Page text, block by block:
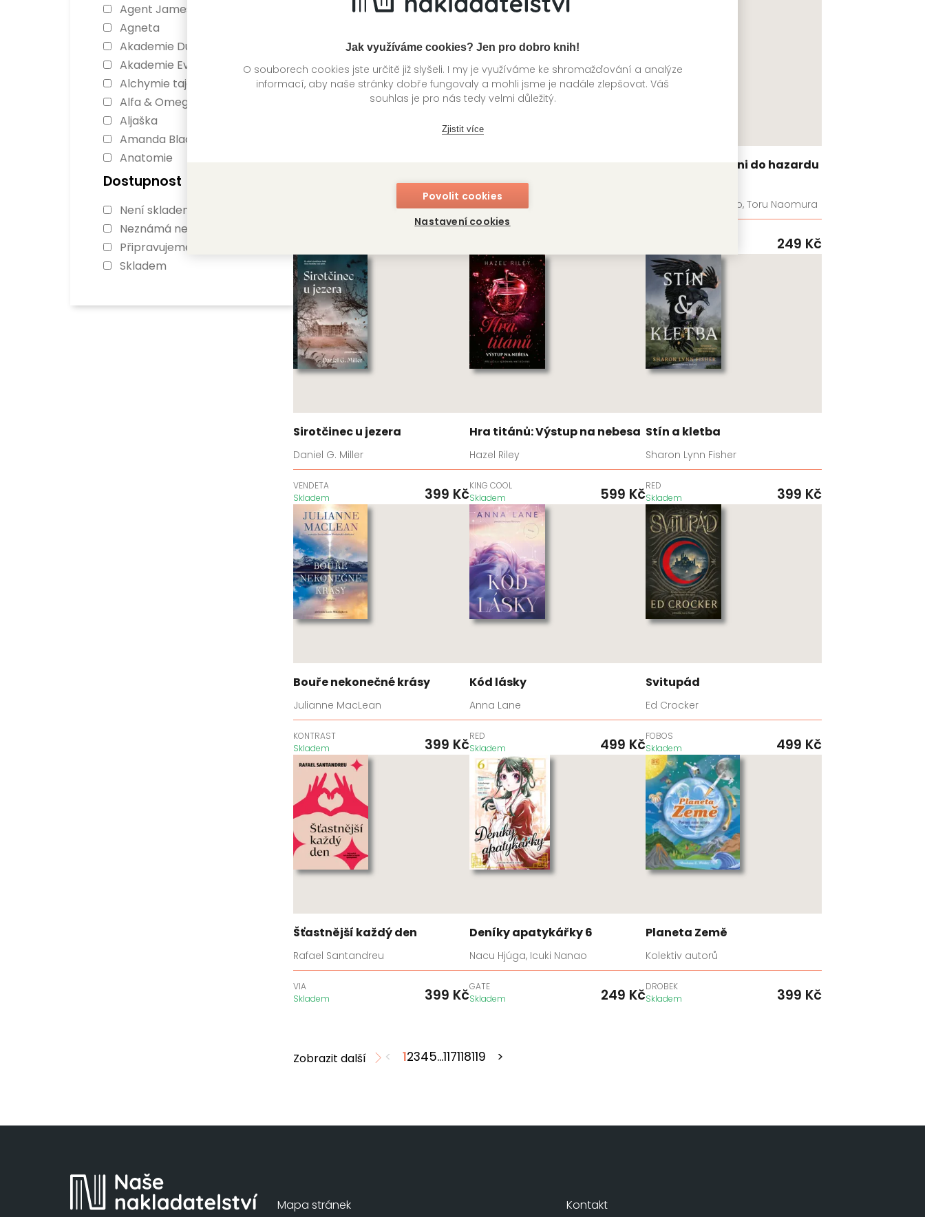
Jak využíváme cookies? Jen pro dobro knih!
O souborech cookies jste určitě již slyšeli. I my je využíváme ke shromažďování a analýze
informací, aby naše stránky dobře fungovaly a mohli jsme je nadále zlepšovat. Váš
souhlas je pro nás tedy velmi důležitý.
Zjistit více
Povolit cookies
Nastavení cookies
Agent James Ryker
Agneta
Akademie Dunbridge
Akademie Everfall
Alchymie tajemství
Alfa & Omega
Aljaška
Amanda Blacková
Anatomie
Antonia Scottová
Ashen Torment
Ať se stane cokoli
Atomové šelmy
Audioknihy Našeho
Divý les
Dny v knihkupectví Morisaki
Do temnoty
Dostupnost
Není skladem
Neznámá nedostupnost
Připravujeme
Skladem
349Kč
Jules Verne
OMEGA CLASSIC
Kakegurui: Blázni do hazardu
Homura Kawamoto, Toru Naomura
249 Kč
Sirotčinec u jezera
Daniel G. Miller
VENDETA
Skladem
399 Kč
Hra titánů: Výstup na nebesa
Hazel Riley
KING COOL
Skladem
599 Kč
Stín a kletba
Sharon Lynn Fisher
RED
Skladem
399 Kč
Bouře nekonečné krásy
Julianne MacLean
KONTRAST
Skladem
399 Kč
Kód lásky
Anna Lane
RED
Skladem
499 Kč
Svitupád
Ed Crocker
FOBOS
Skladem
499 Kč
Šťastnější každý den
Rafael Santandreu
VIA
Skladem
399 Kč
Deníky apatykářky 6
Nacu Hjúga, Icuki Nanao
GATE
Skladem
249 Kč
Planeta Země
Kolektiv autorů
DROBEK
Skladem
399 Kč
Zobrazit další < 12345...117118119 >
Mapa stránek Kontakt